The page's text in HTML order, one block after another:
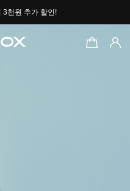
3천원 추가 할인!
2000P 적립